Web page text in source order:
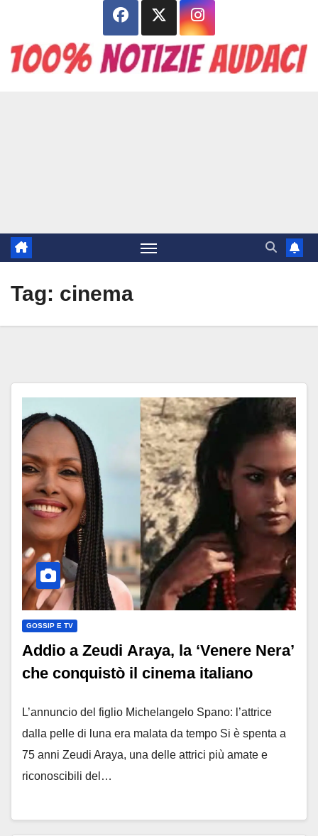
contenuto
Tag: cinema
GOSSIP E TV
Addio a Zeudi Araya, la ‘Venere Nera’
che conquistò il cinema italiano
L’annuncio del figlio Michelangelo Spano: l’attrice
dalla pelle di luna era malata da tempo Si è spenta a
75 anni Zeudi Araya, una delle attrici più amate e
riconoscibili del…